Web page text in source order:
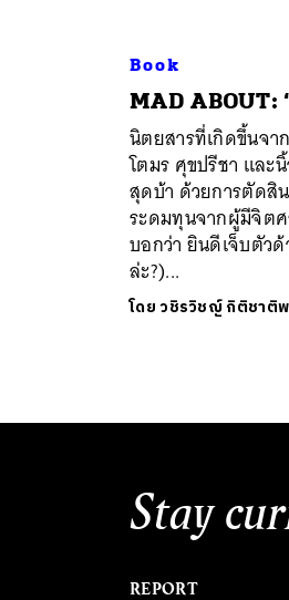
Book
MAD ABOUT:
นิตยสารที่เกิดขึ้นจ
โตมร ศุขปรีชา และ
สุดบ้า ด้วยการตัดสิ
ระดมทุนจากผู้มีจิตศ
บอกว่า ยินดีเจ็บตัวด้
ล่ะ?)...
โดยวชิรวิชญ์ กิติชาติ
Stay
REPORT